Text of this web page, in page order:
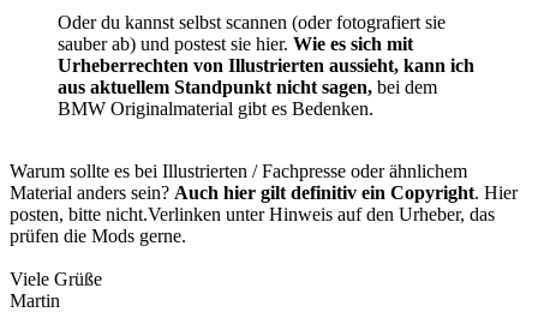
Oder du kannst selbst scannen (oder fotografiert sie
sauber ab) und postest sie hier. Wie es sich mit
Urheberrechten von Illustrierten aussieht, kann ich
aus aktuellem Standpunkt nicht sagen, bei dem
BMW Originalmaterial gibt es Bedenken.
Warum sollte es bei Illustrierten / Fachpresse oder ähnlichem
Material anders sein? Auch hier gilt definitiv ein Copyright. Hier
posten, bitte nicht.Verlinken unter Hinweis auf den Urheber, das
prüfen die Mods gerne.
Viele Grüße
Martin